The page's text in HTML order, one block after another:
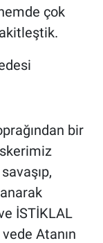
çok
bir
İSTİKLAL
Atanın